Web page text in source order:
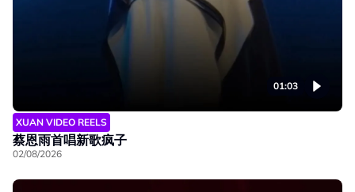
01:03
XUAN VIDEO REELS
蔡恩雨首唱新歌疯子
02/08/2026